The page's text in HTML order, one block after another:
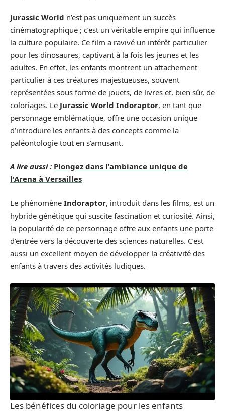
Jurassic World n’est pas uniquement un succès
cinématographique ; c’est un véritable empire qui influence
la culture populaire. Ce film a ravivé un intérêt particulier
pour les dinosaures, captivant à la fois les jeunes et les
adultes. En effet, les enfants montrent un attachement
particulier à ces créatures majestueuses, souvent
représentées sous forme de jouets, de livres et, bien sûr, de
coloriages. Le Jurassic World Indoraptor, en tant que
personnage emblématique, offre une occasion unique
d’introduire les enfants à des concepts comme la
paléontologie tout en s’amusant.
A lire aussi : Plongez dans l'ambiance unique de
l'Arena à Versailles
Le phénomène Indoraptor, introduit dans les films, est un
hybride génétique qui suscite fascination et curiosité. Ainsi,
la popularité de ce personnage offre aux enfants une porte
d’entrée vers la découverte des sciences naturelles. C’est
aussi un excellent moyen de développer la créativité des
enfants à travers des activités ludiques.
Les bénéfices du coloriage pour les enfants